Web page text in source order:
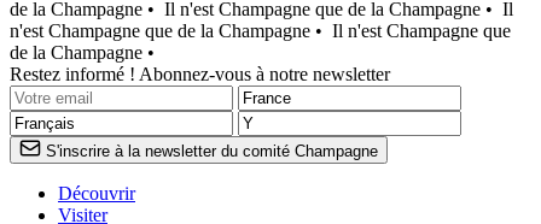
de la Champagne • Il n'est Champagne que de la Champagne • Il
n'est Champagne que de la Champagne • Il n'est Champagne que
de la Champagne •
Restez informé ! Abonnez-vous à notre newsletter
S'inscrire à la newsletter du comité Champagne
Découvrir
Visiter